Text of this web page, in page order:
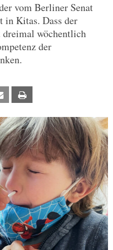
vom Berliner Senat
in Kitas. Dass der
wöchentlich
der
Email